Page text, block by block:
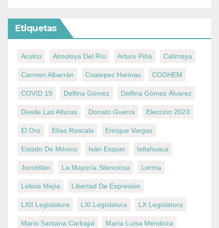
Etiquetas
Aculco Almoloya Del Río Arturo Piña Calimaya
Carmen Albarrán Coatepec Harinas CODHEM
COVID 19 Delfina Gómez Delfina Gómez Álvarez
Desde Las Alturas Donato Guerra Elección 2023
El Oro Elías Rescala Enrique Vargas
Estado De México Iván Esquer Ixtlahuaca
Jocotitlán La Mayoría Silenciosa Lerma
Leticia Mejía Libertad De Expresión
LXII Legislatura LXI Legislatura LX Legislatura
Mario Santana Carbajal María Luisa Mendoza